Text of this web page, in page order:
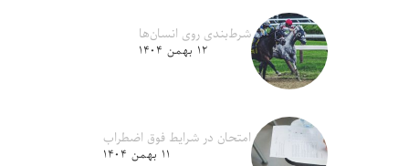
شرط‌بندی روی انسان‌ها
۱۲ بهمن ۱۴۰۴
امتحان در شرایط فوق اضطراب
۱۱ بهمن ۱۴۰۴